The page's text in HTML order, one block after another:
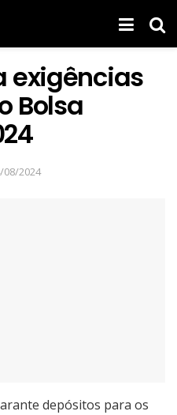
exigências
Bolsa
08/2024
depósitos para os